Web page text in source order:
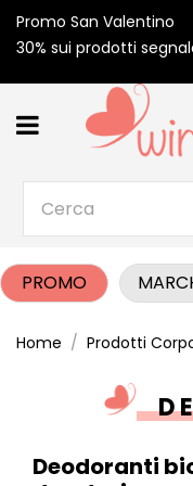
Promo San Valentino
30% sui prodotti
PROMO
Home Prodotti
Deodoranti